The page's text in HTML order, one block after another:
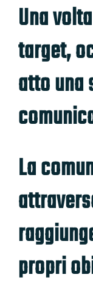
Una
target,
atto una
La
propri